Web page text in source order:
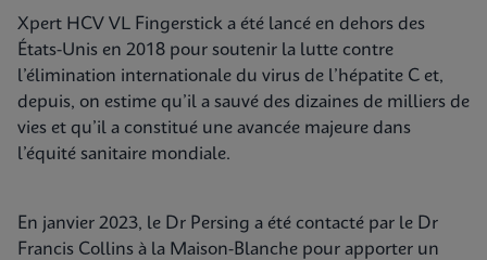
Xpert HCV VL Fingerstick a été lancé en dehors des
États-Unis en 2018 pour soutenir la lutte contre
l’élimination internationale du virus de l’hépatite C et,
depuis, on estime qu’il a sauvé des dizaines de milliers de
vies et qu’il a constitué une avancée majeure dans
l’équité sanitaire mondiale.
En janvier 2023, le Dr Persing a été contacté par le Dr
Francis Collins à la Maison-Blanche pour apporter un